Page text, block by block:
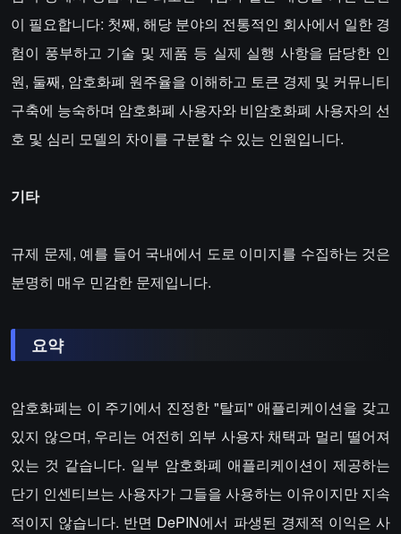
이 필요합니다: 첫째, 해당 분야의 전통적인 회사에서 일한 경
험이 풍부하고 기술 및 제품 등 실제 실행 사항을 담당한 인
원, 둘째, 암호화폐 원주율을 이해하고 토큰 경제 및 커뮤니티
구축에 능숙하며 암호화폐 사용자와 비암호화폐 사용자의 선
호 및 심리 모델의 차이를 구분할 수 있는 인원입니다.
기타
규제 문제, 예를 들어 국내에서 도로 이미지를 수집하는 것은
분명히 매우 민감한 문제입니다.
요약
암호화폐는 이 주기에서 진정한 "탈피" 애플리케이션을 갖고
있지 않으며, 우리는 여전히 외부 사용자 채택과 멀리 떨어져
있는 것 같습니다. 일부 암호화폐 애플리케이션이 제공하는
단기 인센티브는 사용자가 그들을 사용하는 이유이지만 지속
적이지 않습니다. 반면 DePIN에서 파생된 경제적 이익은 사